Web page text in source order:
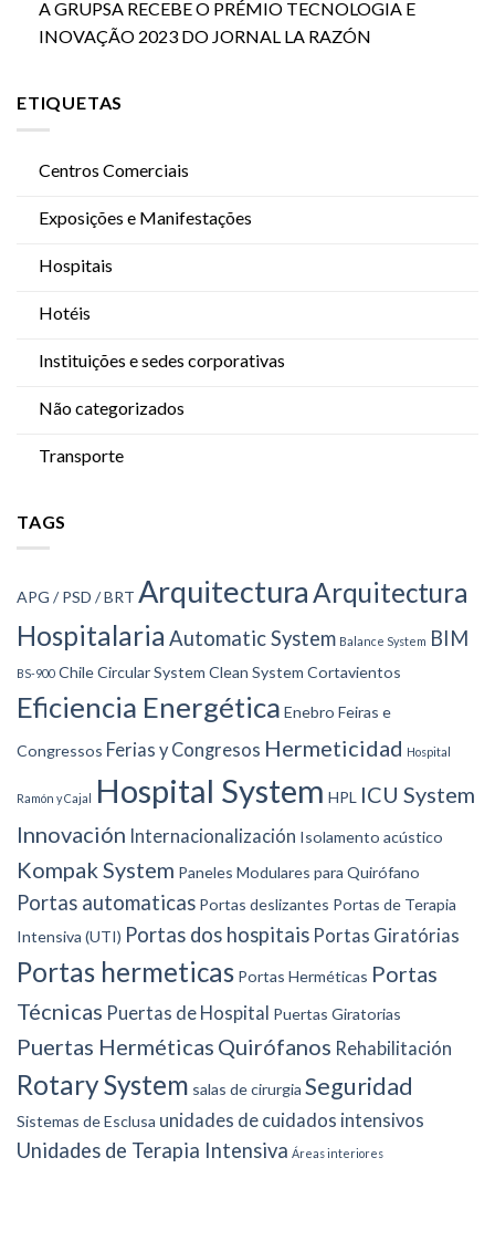
A GRUPSA RECEBE O PRÉMIO TECNOLOGIA E
INOVAÇÃO 2023 DO JORNAL LA RAZÓN
ETIQUETAS
Centros Comerciais
Exposições e Manifestações
Hospitais
Hotéis
Instituições e sedes corporativas
Não categorizados
Transporte
TAGS
APG / PSD / BRT ArquitecturaArquitectura
Hospitalaria Automatic System Balance System BIM
BS-900 ChileCircular System Clean System Cortavientos
Eficiencia Energética Enebro Feiras e
Congressos Ferias y Congresos Hermeticidad Hospital
Ramón y Cajal Hospital System HPL ICU System
Innovación Internacionalización Isolamento acústico
Kompak System Paneles Modulares para Quirófano
Portas automaticas Portas deslizantes Portas de Terapia
Intensiva (UTI) Portas dos hospitais Portas Giratórias
Portas hermeticas Portas Herméticas Portas
Técnicas Puertas de Hospital Puertas Giratorias
Puertas Herméticas Quirófanos Rehabilitación
Rotary System salas de cirurgia Seguridad
Sistemas de Esclusa unidades de cuidados intensivos
Unidades de Terapia Intensiva Áreas interiores